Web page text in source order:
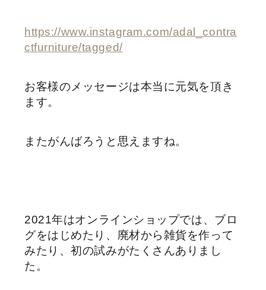
https://www.instagram.com/adal_contra
ctfurniture/tagged/
お客様のメッセージは本当に元気を頂き
ます。
またがんばろうと思えますね。
2021年はオンラインショップでは、ブロ
グをはじめたり、廃材から雑貨を作って
みたり、初の試みがたくさんありまし
た。